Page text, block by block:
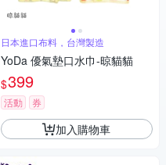
日本進口布料，台灣製造
YoDa 優氣墊口水巾-晾貓貓
$399
活動 券
加入購物車